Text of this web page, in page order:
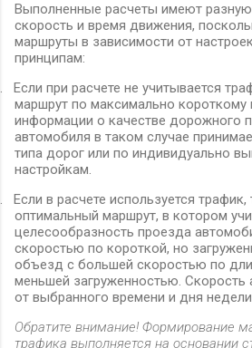
Выполненные расчеты имеют
скорость и время движения,
маршруты в зависимости от
принципам:
Если при расчете не учитывается
маршрут по максимально короткому
информации о качестве дорожного
автомобиля в таком случае
типа дорог или по индивидуально
настройкам.
Если в расчете используется
оптимальный маршрут, в котором
целесообразность проезда
скоростью по короткой, но
объезд с большей скоростью по
меньшей загруженностью. Скорость
от выбранного времени и дня
Обратите внимание! Формирование
трафика выполняется на основании